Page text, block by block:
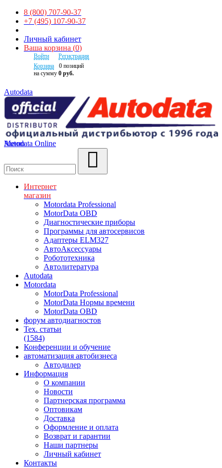
8 (800) 707-90-37
+7 (495) 107-90-37
Личный кабинет
Ваша корзина (0)
Войти
Регистрация
Корзина
0 позиций
на сумму 0 руб.
Autodata
Autodata Online
Меню
Интернет
магазин
Motordata Professional
MotorData OBD
Диагностические приборы
Программы для автосервисов
Адаптеры ELM327
АвтоАксессуары
Робототехника
Автолитература
Autodata
Motordata
MotorData Professional
MotorData Нормы времени
MotorData OBD
форум автодиагностов
Тех. статьи
(1584)
Конференции и обучение
автоматизация автобизнеса
Автодилер
Информация
О компании
Новости
Партнерская программа
Оптовикам
Доставка
Оформление и оплата
Возврат и гарантии
Наши партнеры
Личный кабинет
Контакты